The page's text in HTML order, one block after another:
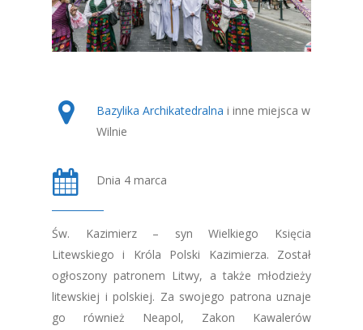
Bazylika Archikatedralna i inne miejsca w
Wilnie
Dnia 4 marca
Św. Kazimierz – syn Wielkiego Księcia
Litewskiego i Króla Polski Kazimierza. Został
ogłoszony patronem Litwy, a także młodzieży
litewskiej i polskiej. Za swojego patrona uznaje
go również Neapol, Zakon Kawalerów